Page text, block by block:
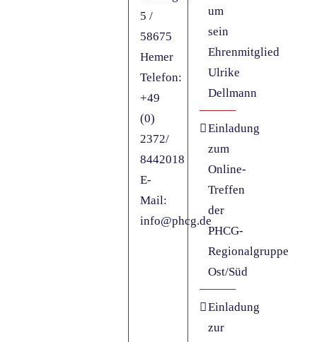
5 /
58675
Hemer
Telefon:
+49
(0)
2372/
8442018
E-
Mail:
info@phcg.de
um
sein
Ehrenmitglied
Ulrike
Dellmann
Einladung
zum
Online-
Treffen
der
PHCG-
Regionalgruppe
Ost/Süd
Einladung
zur